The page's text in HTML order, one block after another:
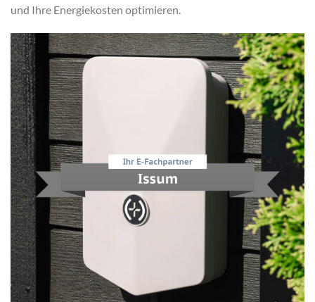
und Ihre Energiekosten optimieren.